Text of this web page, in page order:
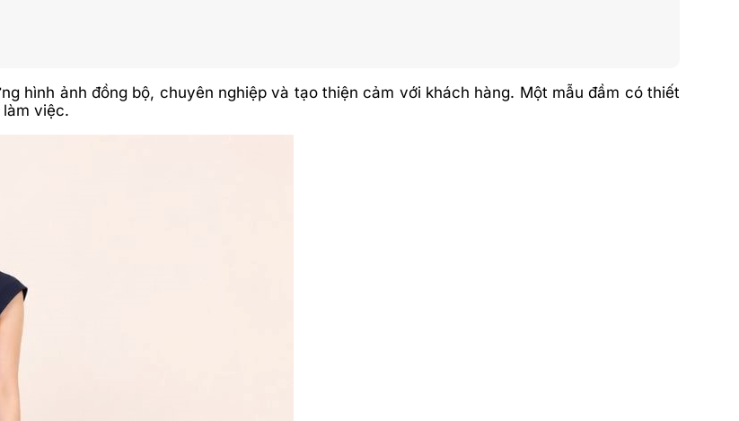
hình ảnh đồng bộ, chuyên nghiệp và tạo thiện cảm với khách hàng. Một mẫu đầm có thiết
việc.